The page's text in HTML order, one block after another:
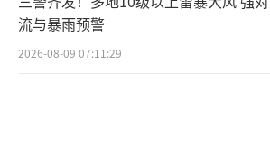
流与暴雨预警
2026-08-09 07:11:29